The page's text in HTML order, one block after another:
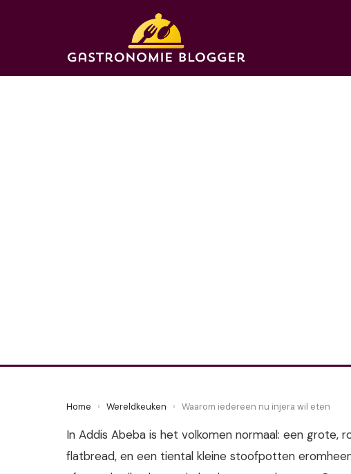
Home › Wereldkeuken › Waarom iedereen nu injera wil eten
In Addis Abeba is het volkomen normaal: een
flatbread, en een tiental kleine stoofpotten